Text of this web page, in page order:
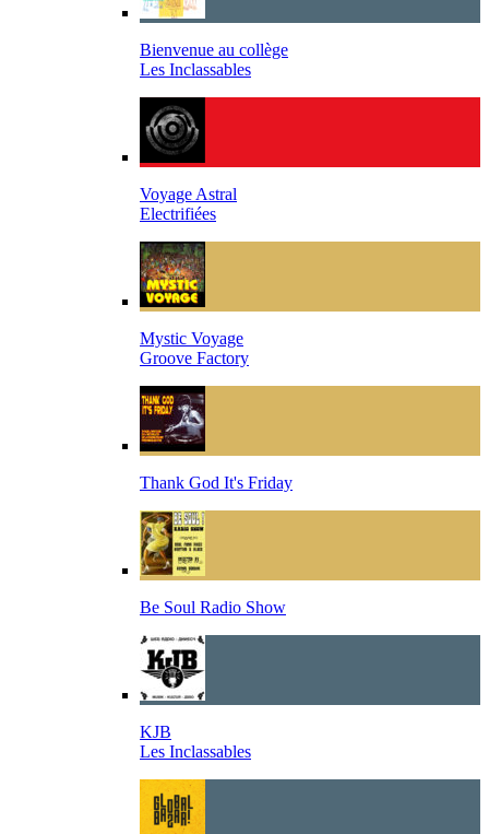
Bienvenue au collège
Les Inclassables
Voyage Astral
Electrifiées
Mystic Voyage
Groove Factory
Thank God It's Friday
Be Soul Radio Show
KJB
Les Inclassables